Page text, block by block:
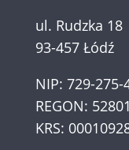
ul. Rudzka 18
93-457 Łódź
NIP: 729-275-
REGON:
KRS: